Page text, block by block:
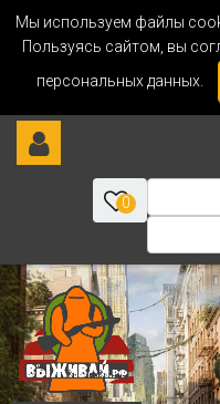
Мы используем файлы
Пользуясь сайтом, вы
персональных данных.
0